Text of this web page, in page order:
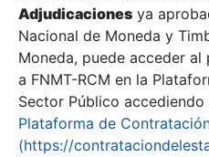
Adjudicaciones ya
Nacional de Moneda y
Moneda, puede acceder
a FNMT-RCM en la
Sector Público
Plataforma de
(https://